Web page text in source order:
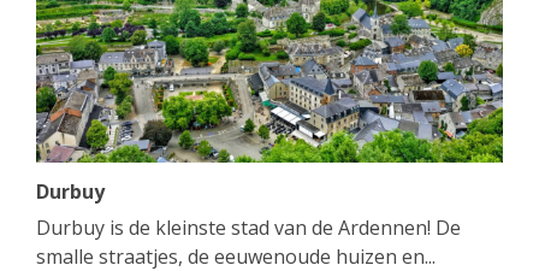
Durbuy
Durbuy is de kleinste stad van de Ardennen! De
smalle straatjes, de eeuwenoude huizen en...